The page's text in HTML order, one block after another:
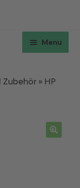
Menu
menu
menu
Zubehör» HP